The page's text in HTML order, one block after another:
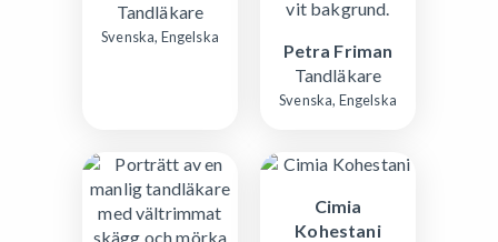
Tandläkare
Svenska, Engelska
Petra Friman
Tandläkare
Svenska, Engelska
Cimia
Kohestani